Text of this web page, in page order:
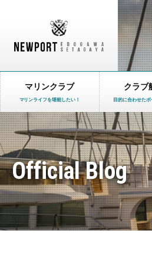
マリンクラブ
マリンライフを堪能したい！
クラブ
目的に合わせたボ
Official Blog